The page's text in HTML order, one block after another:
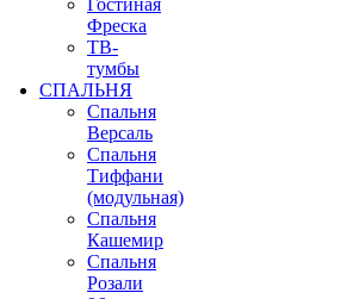
Гостиная
Фреска
ТВ-
тумбы
СПАЛЬНЯ
Спальня
Версаль
Спальня
Тиффани
(модульная)
Спальня
Кашемир
Спальня
Розали